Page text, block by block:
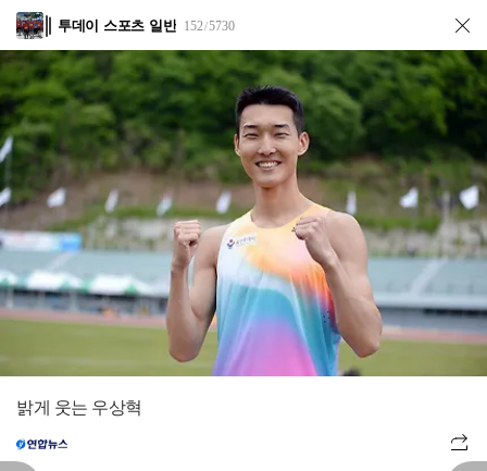
투데이 스포츠 일반 152/5730
밝게 웃는 우상혁